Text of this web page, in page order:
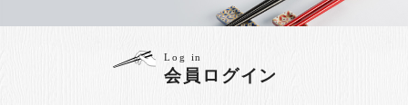
（贈答用・自宅用）
Log in
会員ログイン